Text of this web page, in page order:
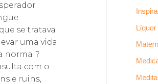
se tratava
uma vida
normal?
com o
e ruins,